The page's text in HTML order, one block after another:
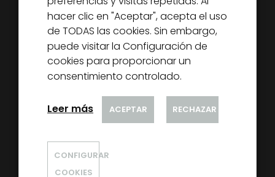
PARTNERS
NOTICIAS
CONTACTO
hacer clic en "Aceptar", acepta el uso
de TODAS las cookies. Sin embargo,
puede visitar la Configuración de
cookies para proporcionar un
consentimiento controlado.
Leer más ACEPTAR RECHAZAR
CONFIGURAR
COOKIES